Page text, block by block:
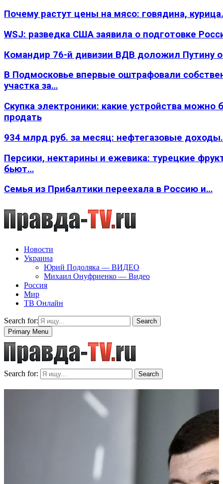
Почему растут цены на мясо: говядина,
WSJ: разведка США заявила о подготовке
Командир 76-й дивизии ВДВ доложил Путину
В Подмосковье впервые оштрафовали
участка за…
Скупка электроники: какие устройства можно
продать
934 млрд руб. за месяц: нефтегазовые
Персики, нектарины и ежевика: турецкие
бьют…
Семья из Прибалтики переехала в Россию и…
Новости
Украина
Юрий Подоляка — ВИДЕО
Михаил Онуфриенко — Видео
Россия
Мир
ТВ Онлайн
Search for:
Search
Primary Menu
Search for: Search